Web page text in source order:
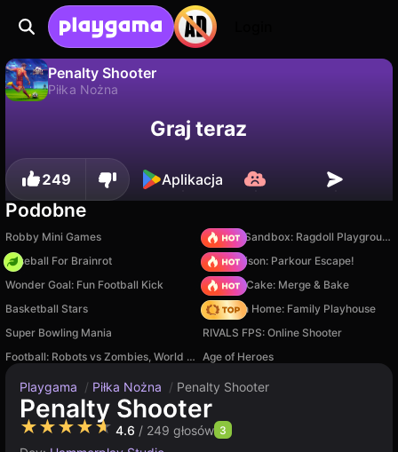
Penalty Shooter
Piłka Nożna
Zapisz postępy! Nie
Graj teraz
249 Aplikacja
Podobne
Robby Mini Games
Sprunki Sandbox: Ragdoll Playground Mode
Baseball For Brainrot
Barry Prison: Parkour Escape!
Wonder Goal: Fun Football Kick
Piece of Cake: Merge & Bake
Basketball Stars
My Town Home: Family Playhouse
Super Bowling Mania
RIVALS FPS: Online Shooter
Football: Robots vs Zombies, World Cup! Age of Heroes
Playgama / Piłka Nożna / Penalty Shooter
Penalty Shooter
★★★★★ 4.6 / 249 głosów 3